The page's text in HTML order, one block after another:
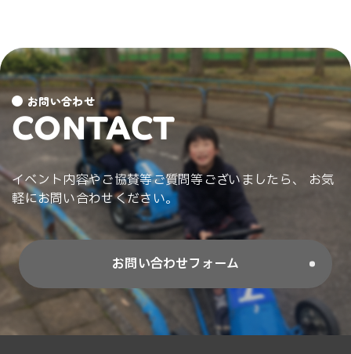
お問い合わせ
CONTACT
イベント内容やご協賛等ご質問等ございましたら、 お気
軽にお問い合わせください。
お問い合わせフォーム